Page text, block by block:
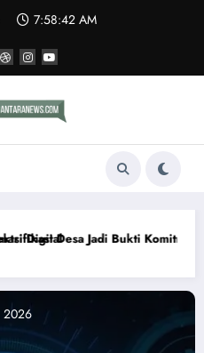
7:58:43 AM
Hadirkan Listrik hingga
Pemerintah